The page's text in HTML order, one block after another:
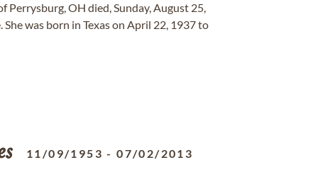
Perrysburg, OH died, Sunday, August 25,
was born in Texas on April 22, 1937 to
11/09/1953 -07/02/2013